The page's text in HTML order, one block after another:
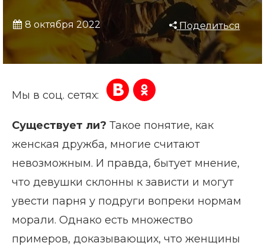
8 октября 2022 Поделиться
Мы в соц. сетях:
Существует ли? Такое понятие, как
женская дружба, многие считают
невозможным. И правда, бытует мнение,
что девушки склонны к зависти и могут
увести парня у подруги вопреки нормам
морали. Однако есть множество
примеров, доказывающих, что женщины